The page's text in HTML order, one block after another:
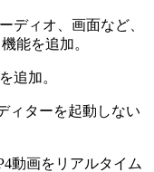
ディオ、画面など、
能を追加。
追加。
ィターを起動しない
動画をリアルタイム